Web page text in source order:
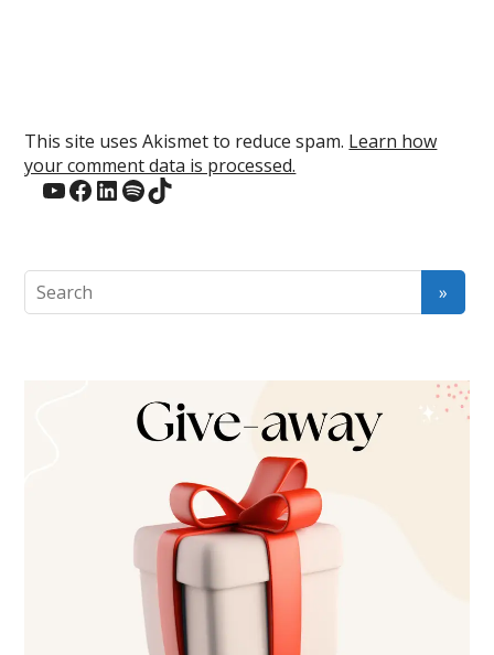
This site uses Akismet to reduce spam. Learn how
your comment data is processed.
YouTube
Facebook
LinkedIn
Spotify
TikTok